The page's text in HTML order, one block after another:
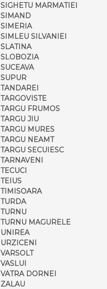
SIGHETU MARMATIEI
SIMAND
SIMERIA
SIMLEU SILVANIEI
SLATINA
SLOBOZIA
SUCEAVA
SUPUR
TANDAREI
TARGOVISTE
TARGU FRUMOS
TARGU JIU
TARGU MURES
TARGU NEAMT
TARGU SECUIESC
TARNAVENI
TECUCI
TEIUS
TIMISOARA
TURDA
TURNU
TURNU MAGURELE
UNIREA
URZICENI
VARSOLT
VASLUI
VATRA DORNEI
ZALAU